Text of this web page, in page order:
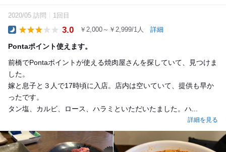
2020/05 訪問 1回目
3.0 ￥2,000～￥2,999/1人 詳細
Pontaポイント使えます。
前橋でPontaポイントが使える焼肉屋さんを探していて、見つけま
した。
嫁と息子と３人で17時頃に入店。店内は空いていて、提供も早か
ったです。
タン塩、カルビ、ロース、ハラミといただいたました。ハ...
詳細を見る